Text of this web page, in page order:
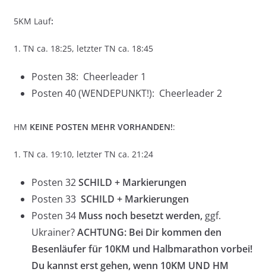
5KM Lauf:
1. TN ca. 18:25, letzter TN ca. 18:45
Posten 38: Cheerleader 1
Posten 40 (WENDEPUNKT!): Cheerleader 2
HM KEINE POSTEN MEHR VORHANDEN!:
1. TN ca. 19:10, letzter TN ca. 21:24
Posten 32SCHILD + Markierungen
Posten 33 SCHILD + Markierungen
Posten 34 Muss noch besetzt werden, ggf.
Ukrainer?ACHTUNG: Bei Dir kommen den
Besenläufer für 10KM und Halbmarathon vorbei!
Du kannst erst gehen, wenn 10KM UND HM